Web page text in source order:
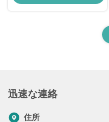
迅速な連絡
住所